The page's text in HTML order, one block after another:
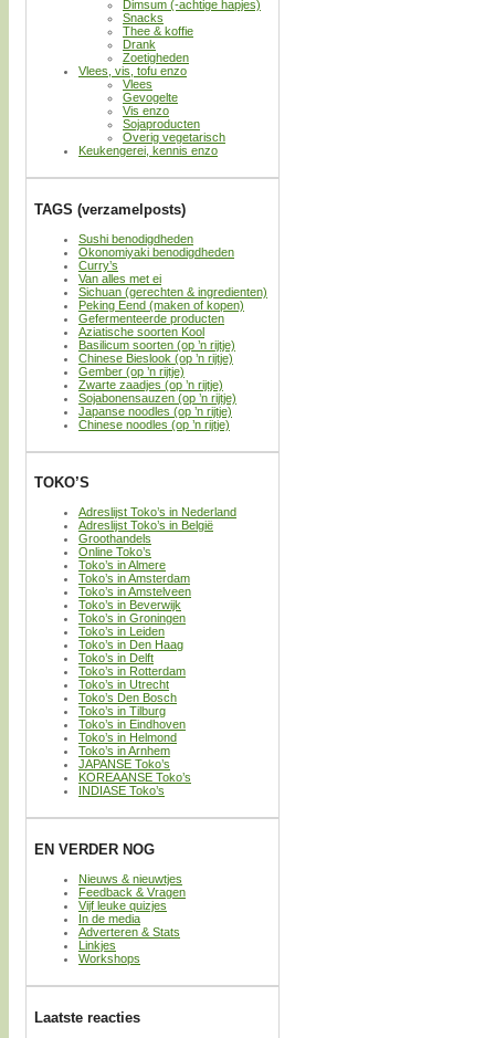
Dimsum (-achtige hapjes)
Snacks
Thee & koffie
Drank
Zoetigheden
Vlees, vis, tofu enzo
Vlees
Gevogelte
Vis enzo
Sojaproducten
Overig vegetarisch
Keukengerei, kennis enzo
TAGS (verzamelposts)
Sushi benodigdheden
Okonomiyaki benodigdheden
Curry’s
Van alles met ei
Sichuan (gerechten & ingredienten)
Peking Eend (maken of kopen)
Gefermenteerde producten
Aziatische soorten Kool
Basilicum soorten (op ’n rijtje)
Chinese Bieslook (op ’n rijtje)
Gember (op ’n rijtje)
Zwarte zaadjes (op ’n rijtje)
Sojabonensauzen (op ’n rijtje)
Japanse noodles (op ’n rijtje)
Chinese noodles (op ’n rijtje)
TOKO’S
Adreslijst Toko’s in Nederland
Adreslijst Toko’s in België
Groothandels
Online Toko’s
Toko’s in Almere
Toko’s in Amsterdam
Toko’s in Amstelveen
Toko’s in Beverwijk
Toko’s in Groningen
Toko’s in Leiden
Toko’s in Den Haag
Toko’s in Delft
Toko’s in Rotterdam
Toko’s in Utrecht
Toko’s Den Bosch
Toko’s in Tilburg
Toko’s in Eindhoven
Toko’s in Helmond
Toko’s in Arnhem
JAPANSE Toko’s
KOREAANSE Toko’s
INDIASE Toko’s
EN VERDER NOG
Nieuws & nieuwtjes
Feedback & Vragen
Vijf leuke quizjes
In de media
Adverteren & Stats
Linkjes
Workshops
Laatste reacties